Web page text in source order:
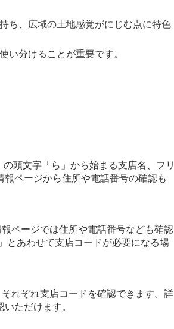
ち、広域の土地感覚がにじむ点に特色
い分けることが重要です。
頭文字「ら」から始まる支店名、フリ
ページから住所や電話番号の確認も
ページでは住所や電話番号なども確認
とあわせて支店コードが必要になる場
れぞれ支店コードを確認できます。詳
ただけます。